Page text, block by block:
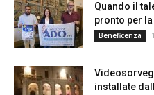
Quando il
pronto per
Beneficenza
installate